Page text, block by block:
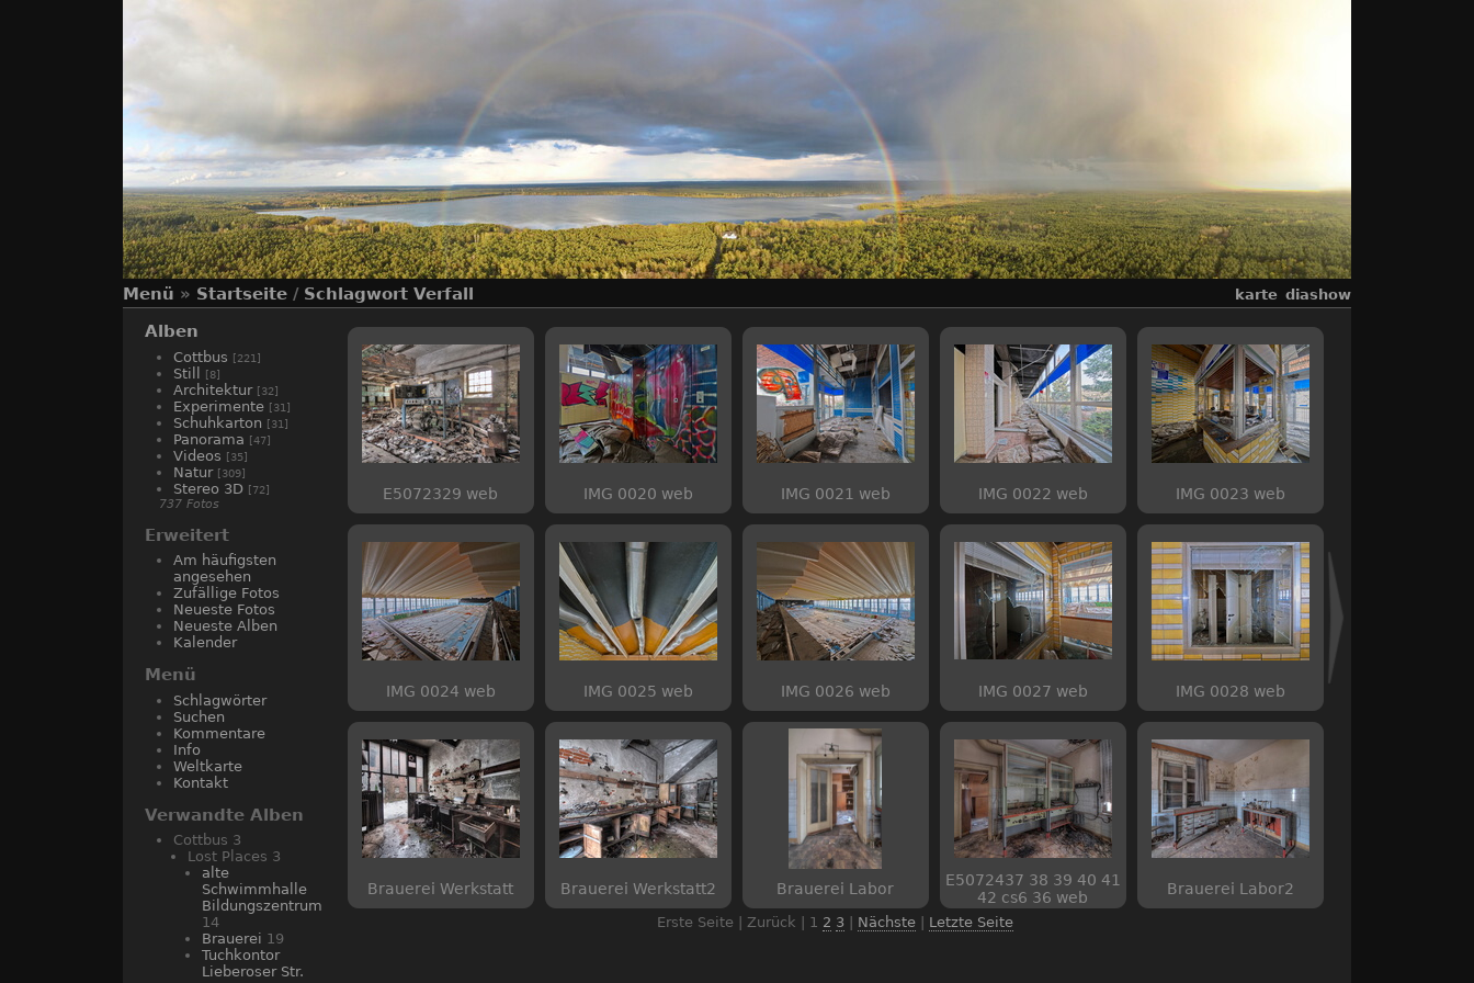
Menü » Startseite / Schlagwort Verfall karte diashow
Alben
Cottbus [221]
Still [8]
Architektur [32]
Experimente [31]
Schuhkarton [31]
Panorama [47]
Videos [35]
Natur [309]
Stereo 3D [72]
737 Fotos
Erweitert
Am häufigsten
angesehen
Zufällige Fotos
Neueste Fotos
Neueste Alben
Kalender
Menü
Schlagwörter
Suchen
Kommentare
Info
Weltkarte
Kontakt
Verwandte Alben
Cottbus 3
Lost Places 3
alte
Schwimmhalle
Bildungszentrum
14
Brauerei 19
Tuchkontor
Lieberoser Str.
E5072329 web IMG 0020 web IMG 0021 web IMG 0022 web IMG 0023 web
IMG 0024 web IMG 0025 web IMG 0026 web IMG 0027 web IMG 0028 web
Brauerei Werkstatt Brauerei Werkstatt2 Brauerei Labor
E5072437 38 39 40 41
42 cs6 36 web
Brauerei Labor2
Erste Seite | Zurück | 1 2 3 Nächste Letzte Seite